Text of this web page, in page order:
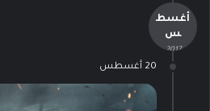
أغسط
س
- 2017 -
20 أغسطس